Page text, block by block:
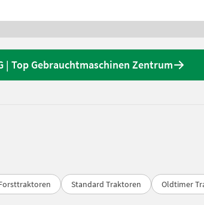
| Top Gebrauchtmaschinen Zentrum
Standard Traktoren Oldtimer